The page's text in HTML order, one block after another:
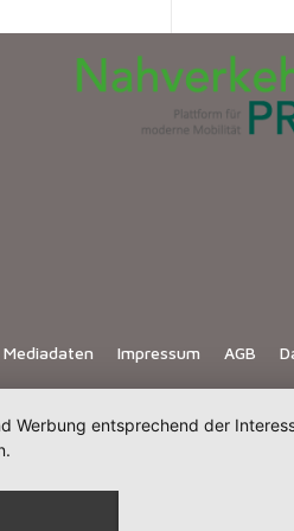
Mediadaten Impressum AGB
Werbung entsprechend der